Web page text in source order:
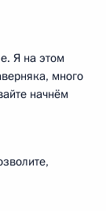
Я на этом
много
начнём